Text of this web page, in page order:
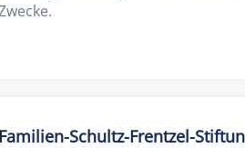
Familien-Schultz-Frentzel-